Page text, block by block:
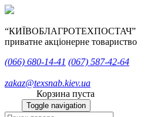
“КИЇВОБЛАГРОТЕХПОСТАЧ”
приватне акціонерне товариство
(066) 680-14-41 (067) 587-42-64
zakaz@texsnab.kiev.ua
Корзина пуста
Toggle navigation